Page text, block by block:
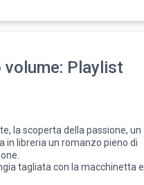
Playlist
la scoperta della passione, un
in libreria un romanzo pieno di
tagliata con la macchinetta e